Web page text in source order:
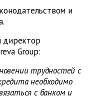
и
директор
Group:
трудностей с
необходимо
с банком и